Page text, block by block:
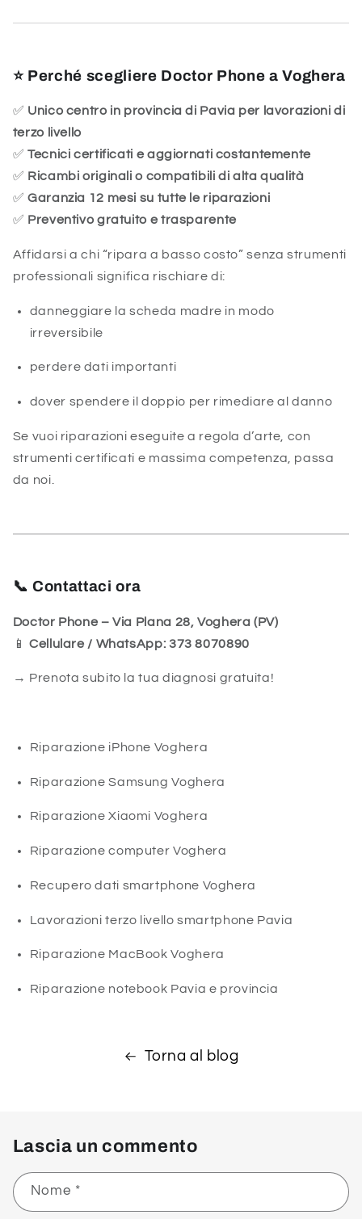
⭐ Perché scegliere Doctor Phone a Voghera
✅ Unico centro in provincia di Pavia per lavorazioni di
terzo livello
✅Tecnici certificati e aggiornati costantemente
✅ Ricambi originali o compatibili di alta qualità
✅Garanzia 12 mesi su tutte le riparazioni
✅ Preventivo gratuito e trasparente
Affidarsi a chi “ripara a basso costo” senza strumenti
professionali significa rischiare di:
danneggiare la scheda madre in modo
irreversibile
perdere dati importanti
dover spendere il doppio per rimediare al danno
Se vuoi riparazioni eseguite a regola d’arte, con
strumenti certificati e massima competenza, passa
da noi.
📞Contattaci ora
Doctor Phone – Via Plana 28, Voghera (PV)
📱Cellulare / WhatsApp: 373 8070890
→ Prenota subito la tua diagnosi gratuita!
Riparazione iPhone Voghera
Riparazione Samsung Voghera
Riparazione Xiaomi Voghera
Riparazione computer Voghera
Recupero dati smartphone Voghera
Lavorazioni terzo livello smartphone Pavia
Riparazione MacBook Voghera
Riparazione notebook Pavia e provincia
Torna al blog
Lascia un commento
Nome *